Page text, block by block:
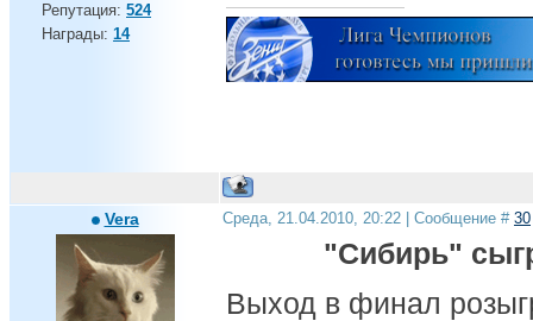
Репутация: 524
Награды: 14
Vera Среда, 21.04.2010, 20:22 | Сообщение # 30
"Сибирь"
Выход в финал